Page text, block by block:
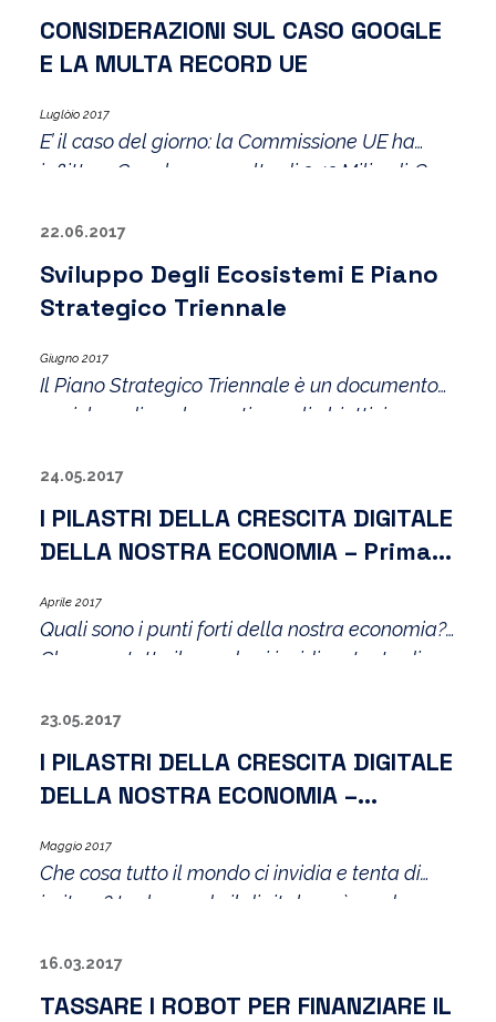
sociale, di produrre e di distribuire: in una
CONSIDERAZIONI SUL CASO GOOGLE
E LA MULTA RECORD UE
Luglòio 2017
E’ il caso del giorno: la Commissione UE ha
inflitto a Google una multa di 2,42 Miliardi €
di aver favorito arbitrariamente il suo
“shopping service” rispetto ai concorrenti.
22.06.2017
Sviluppo Degli Ecosistemi E Piano
Strategico Triennale
Giugno 2017
Il Piano Strategico Triennale è un documento
enciclopedico, che contiene gli obiettivi
cosa e entro quando. Ora, buttare il cuore oltre
l’ostacolo va bene, ma “cum juicio”
24.05.2017
I PILASTRI DELLA CRESCITA DIGITALE
DELLA NOSTRA ECONOMIA – Prima
Aprile 2017
Quali sono i punti forti della nostra economia?
Che cosa tutto il mondo ci invidia e tenta di
sostenibile il vantaggio competitivo dei nostri
settori di punta? L’ Italian Way of Life e la
Innovation.
23.05.2017
I PILASTRI DELLA CRESCITA DIGITALE
DELLA NOSTRA ECONOMIA –
Maggio 2017
Che cosa tutto il mondo ci invidia e tenta di
imitare? In che modo il digitale può rendere
settori di punta?
16.03.2017
TASSARE I ROBOT PER FINANZIARE IL